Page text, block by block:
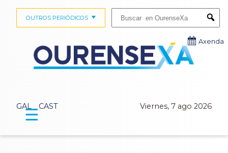
GAL CAST Viernes, 7 ago 2026
OUTROS PERIÓDICOS
Axenda
☰